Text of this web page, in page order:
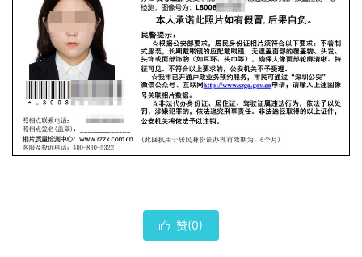
 赞(0)